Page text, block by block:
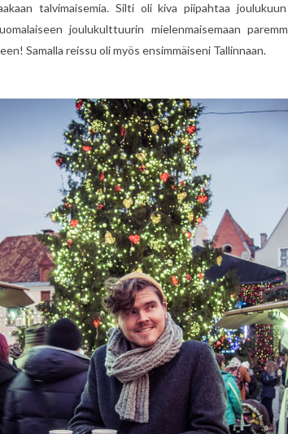
talvimaisemia. Silti oli kiva piipahtaa
joulukulttuurin mielenmaisemaan
Samalla reissu oli myös ensimmäiseni Tallinnaan.